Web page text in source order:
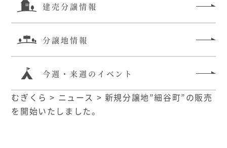
建売分譲情報
分譲地情報
今週・来週のイベント
むぎくら > ニュース > 新規分譲地”細谷町”の販売
を開始いたしました。